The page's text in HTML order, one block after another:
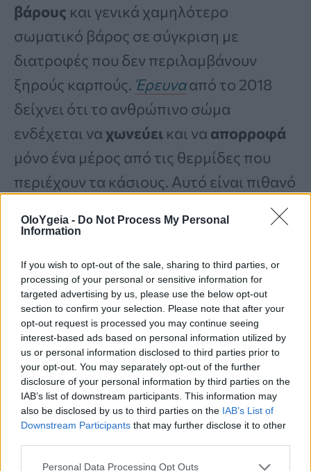
OloYgeia - Do Not Process My Personal
Information
If you wish to opt-out of the sale, sharing to third parties, or
processing of your personal or sensitive information for
targeted advertising by us, please use the below opt-out
section to confirm your selection. Please note that after your
opt-out request is processed you may continue seeing
interest-based ads based on personal information utilized by
us or personal information disclosed to third parties prior to
your opt-out. You may separately opt-out of the further
disclosure of your personal information by third parties on the
IAB’s list of downstream participants. This information may
also be disclosed by us to third parties on the IAB’s List of
Downstream Participants that may further disclose it to other
Personal Data Processing Opt Outs
βάρους και γενικά χαμηλότερο
σωματικό βάρος σε σύγκριση με
διατροφές που δεν περιλαμβάνουν
ξηρούς καρπούς. Έρευνααπό το 2018
δείχνει ότι το ανθρώπινο σώμα
ενδέχεται να χωνεύει και να απορροφά
μόνο ένα μέρος από τις θερμίδες που
περιέχουν τα κάσιους. Αυτό είναι πιθανό
ποσοστό των λιπαρών τους
παραμένει
κάσιου καιδεν απορροφάται κατά την
πέψη.
Από την άλλη, τοψήσιμο των ξηρών
καρπώνμπορεί να αυξήσει την
ικανότητα του οργανισμού να τους
χωνεύει πλήρως, αυξάνοντας έτσι τον
αριθμό των θερμίδωνπου